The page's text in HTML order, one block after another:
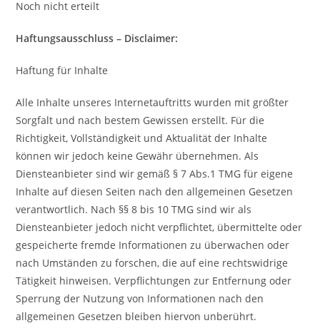
Noch nicht erteilt
Haftungsausschluss – Disclaimer:
Haftung für Inhalte
Alle Inhalte unseres Internetauftritts wurden mit größter
Sorgfalt und nach bestem Gewissen erstellt. Für die
Richtigkeit, Vollständigkeit und Aktualität der Inhalte
können wir jedoch keine Gewähr übernehmen. Als
Diensteanbieter sind wir gemäß § 7 Abs.1 TMG für eigene
Inhalte auf diesen Seiten nach den allgemeinen Gesetzen
verantwortlich. Nach §§ 8 bis 10 TMG sind wir als
Diensteanbieter jedoch nicht verpflichtet, übermittelte oder
gespeicherte fremde Informationen zu überwachen oder
nach Umständen zu forschen, die auf eine rechtswidrige
Tätigkeit hinweisen. Verpflichtungen zur Entfernung oder
Sperrung der Nutzung von Informationen nach den
allgemeinen Gesetzen bleiben hiervon unberührt.